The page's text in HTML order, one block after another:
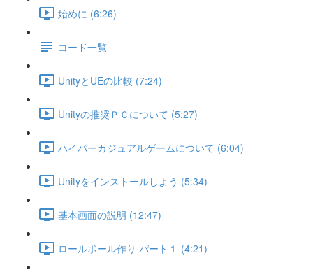
始めに (6:26)
コード一覧
UnityとUEの比較 (7:24)
Unityの推奨ＰＣについて (5:27)
ハイパーカジュアルゲームについて (6:04)
Unityをインストールしよう (5:34)
基本画面の説明 (12:47)
ロールボール作り パート１ (4:21)